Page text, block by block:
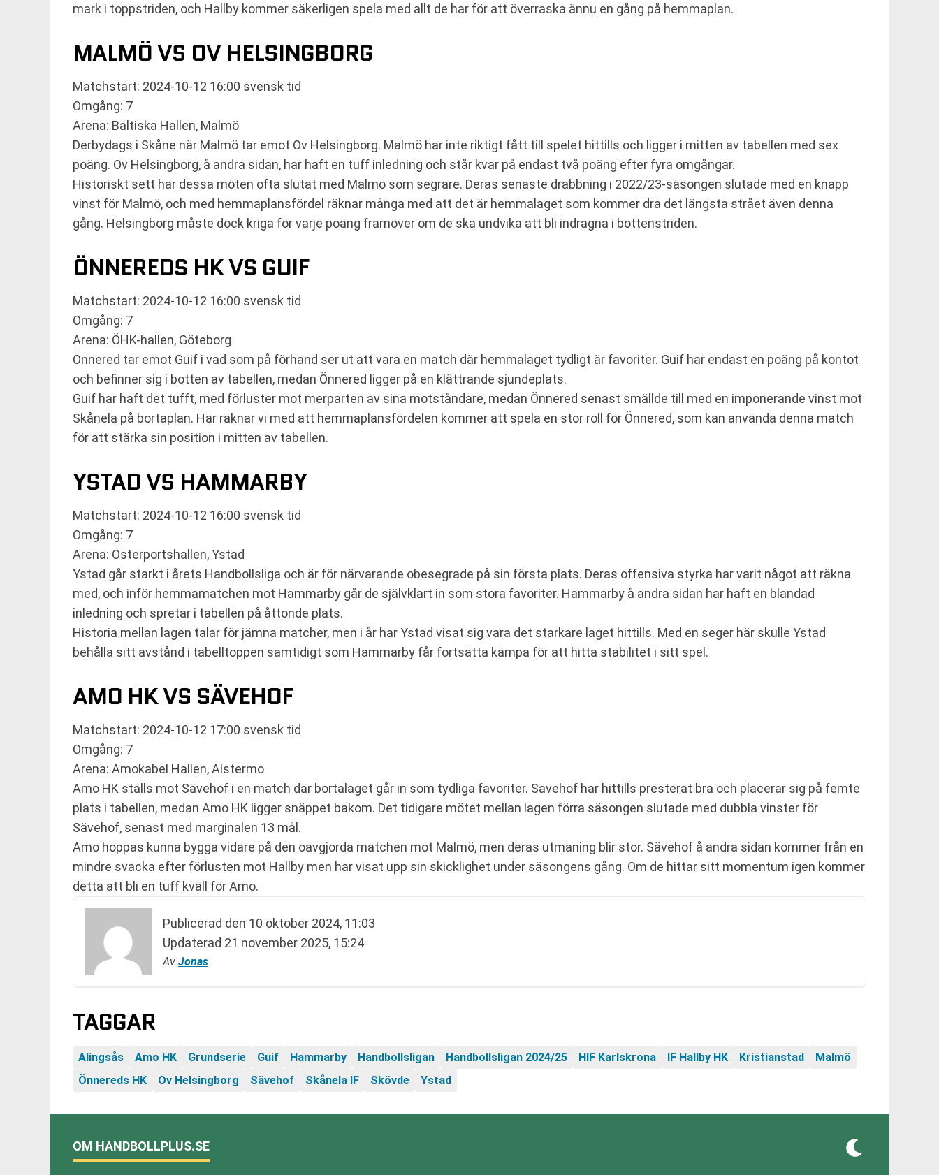
mark i toppstriden, och Hallby kommer säkerligen spela med allt de har för att överraska ännu en gång på hemmaplan.
MALMÖ VS OV HELSINGBORG
Matchstart: 2024-10-12 16:00 svensk tid
Omgång: 7
Arena: Baltiska Hallen, Malmö
Derbydags i Skåne när Malmö tar emot Ov Helsingborg. Malmö har inte riktigt fått till spelet hittills och ligger i mitten av tabellen med sex
poäng. Ov Helsingborg, å andra sidan, har haft en tuff inledning och står kvar på endast två poäng efter fyra omgångar.
Historiskt sett har dessa möten ofta slutat med Malmö som segrare. Deras senaste drabbning i 2022/23-säsongen slutade med en knapp
vinst för Malmö, och med hemmaplansfördel räknar många med att det är hemmalaget som kommer dra det längsta strået även denna
gång. Helsingborg måste dock kriga för varje poäng framöver om de ska undvika att bli indragna i bottenstriden.
ÖNNEREDS HK VS GUIF
Matchstart: 2024-10-12 16:00 svensk tid
Omgång: 7
Arena: ÖHK-hallen, Göteborg
Önnered tar emot Guif i vad som på förhand ser ut att vara en match där hemmalaget tydligt är favoriter. Guif har endast en poäng på kontot
och befinner sig i botten av tabellen, medan Önnered ligger på en klättrande sjundeplats.
Guif har haft det tufft, med förluster mot merparten av sina motståndare, medan Önnered senast smällde till med en imponerande vinst mot
Skånela på bortaplan. Här räknar vi med att hemmaplansfördelen kommer att spela en stor roll för Önnered, som kan använda denna match
för att stärka sin position i mitten av tabellen.
YSTAD VS HAMMARBY
Matchstart: 2024-10-12 16:00 svensk tid
Omgång: 7
Arena: Österportshallen, Ystad
Ystad går starkt i årets Handbollsliga och är för närvarande obesegrade på sin första plats. Deras offensiva styrka har varit något att räkna
med, och inför hemmamatchen mot Hammarby går de självklart in som stora favoriter. Hammarby å andra sidan har haft en blandad
inledning och spretar i tabellen på åttonde plats.
Historia mellan lagen talar för jämna matcher, men i år har Ystad visat sig vara det starkare laget hittills. Med en seger här skulle Ystad
behålla sitt avstånd i tabelltoppen samtidigt som Hammarby får fortsätta kämpa för att hitta stabilitet i sitt spel.
AMO HK VS SÄVEHOF
Matchstart: 2024-10-12 17:00 svensk tid
Omgång: 7
Arena: Amokabel Hallen, Alstermo
Amo HK ställs mot Sävehof i en match där bortalaget går in som tydliga favoriter. Sävehof har hittills presterat bra och placerar sig på femte
plats i tabellen, medan Amo HK ligger snäppet bakom. Det tidigare mötet mellan lagen förra säsongen slutade med dubbla vinster för
Sävehof, senast med marginalen 13 mål.
Amo hoppas kunna bygga vidare på den oavgjorda matchen mot Malmö, men deras utmaning blir stor. Sävehof å andra sidan kommer från en
mindre svacka efter förlusten mot Hallby men har visat upp sin skicklighet under säsongens gång. Om de hittar sitt momentum igen kommer
detta att bli en tuff kväll för Amo.
Publicerad den 10 oktober 2024, 11:03
Updaterad 21 november 2025, 15:24
Av Jonas
TAGGAR
Alingsås Amo HK Grundserie Guif Hammarby Handbollsligan Handbollsligan 2024/25 HIF Karlskrona IF Hallby HK Kristianstad
Malmö
Önnereds HK
Ov Helsingborg Sävehof Skånela IF Skövde Ystad
OM HANDBOLLPLUS.SE